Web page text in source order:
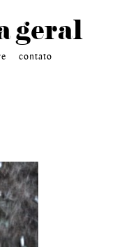
geral
contato